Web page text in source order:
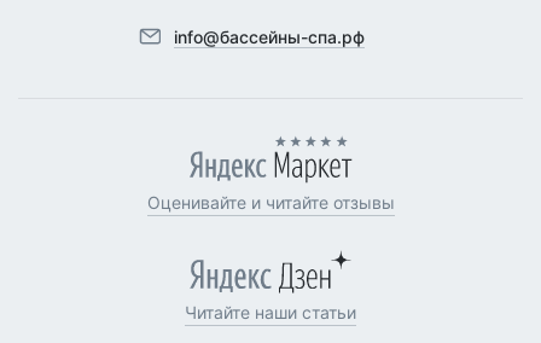
info@бассейны-спа.рф
Оценивайте и читайте отзывы
Читайте наши статьи